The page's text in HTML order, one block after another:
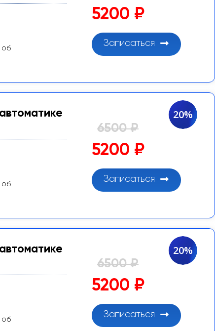
об
5200 ₽
Записаться
об
20%
6500 ₽
5200 ₽
Записаться
об
20%
6500 ₽
5200 ₽
Записаться